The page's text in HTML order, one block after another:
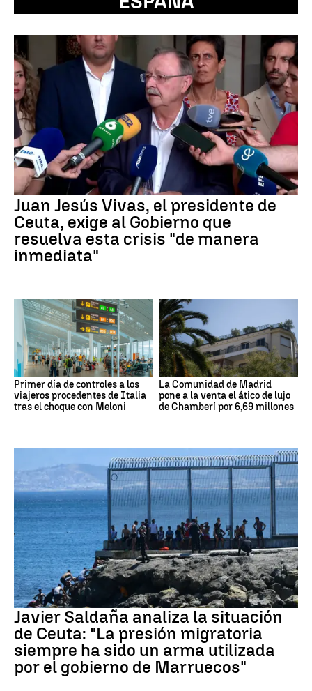
Juan Jesús Vivas, el presidente de
Ceuta, exige al Gobierno que
resuelva esta crisis "de manera
inmediata"
Primer día de controles a los
viajeros procedentes de Italia
tras el choque con Meloni
La Comunidad de Madrid
pone a la venta el ático de lujo
de Chamberí por 6,69 millones
Crisis migratoria Ceuta
Javier Saldaña analiza la situación
de Ceuta: "La presión migratoria
siempre ha sido un arma utilizada
por el gobierno de Marruecos"